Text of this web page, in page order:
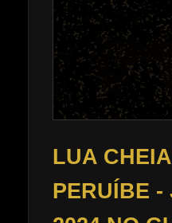
LUA
PERUÍBE -